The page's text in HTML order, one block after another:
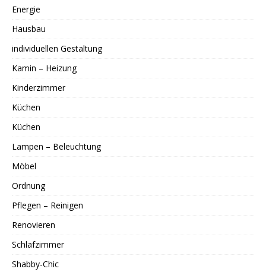
Energie
Hausbau
individuellen Gestaltung
Kamin – Heizung
Kinderzimmer
Küchen
Küchen
Lampen – Beleuchtung
Möbel
Ordnung
Pflegen – Reinigen
Renovieren
Schlafzimmer
Shabby-Chic